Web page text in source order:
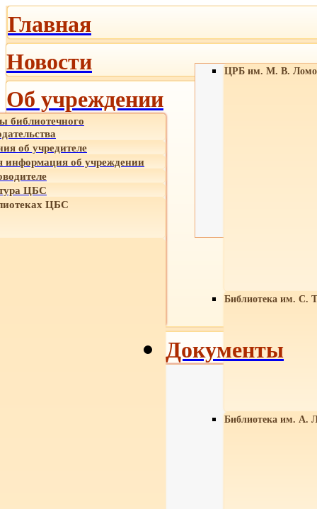
Главная
Новости
Об учреждении
библиотечного
об учредителе
об учреждении
ЦБС
ЦБС
ЦРБ им. М. В.
Библиотека им. С.
Библиотека им. А.
Документы